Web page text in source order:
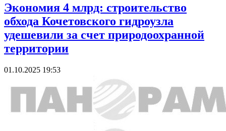
Экономия 4 млрд: строительство
обхода Кочетовского гидроузла
удешевили за счет природоохранной
территории
01.10.2025 19:53